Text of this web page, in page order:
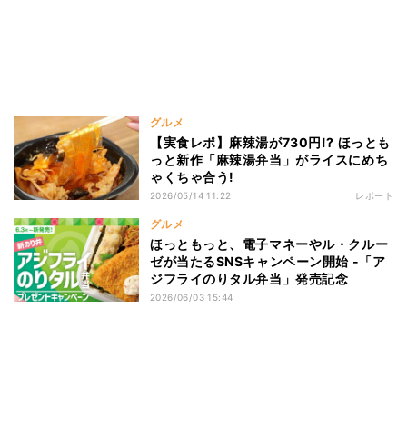
グルメ
【実食レポ】麻辣湯が730円!? ほっとも
っと新作「麻辣湯弁当」がライスにめち
ゃくちゃ合う!
2026/05/14 11:22 レポート
グルメ
ほっともっと、電子マネーやル・クルー
ゼが当たるSNSキャンペーン開始 -「ア
ジフライのりタル弁当」発売記念
2026/06/03 15:44